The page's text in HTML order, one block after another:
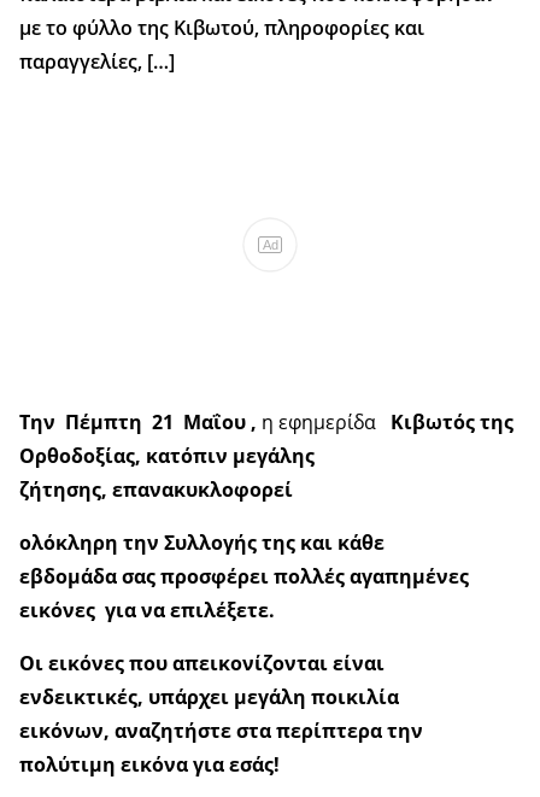
με το φύλλο της Κιβωτού, πληροφορίες και
παραγγελίες, […]
Ad
Την Πέμπτη 21 Μαΐου , η εφημερίδα Κιβωτός της
Ορθοδοξίας, κατόπιν μεγάλης
ζήτησης, επανακυκλοφορεί
ολόκληρη την Συλλογής της και κάθε
εβδομάδασας προσφέρει πολλές αγαπημένες
εικόνες για να επιλέξετε.
Οι εικόνες που απεικονίζονται είναι
ενδεικτικές, υπάρχει μεγάλη ποικιλία
εικόνων, αναζητήστε στα περίπτερα την
πολύτιμη εικόνα για εσάς!